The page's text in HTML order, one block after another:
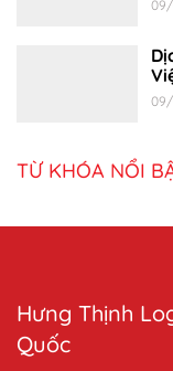
TỪ KHÓA NỔI
Hưng Thịnh
Quốc